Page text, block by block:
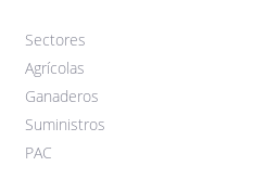
Sectores
Agrícolas
Ganaderos
Suministros
PAC